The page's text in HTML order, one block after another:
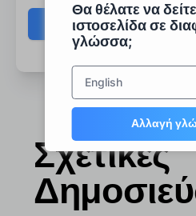
Θα θέλατε να
ιστοσελίδα σε
γλώσσα;
English
Αλλαγή
Επικοινωνήστε
Σχετικές